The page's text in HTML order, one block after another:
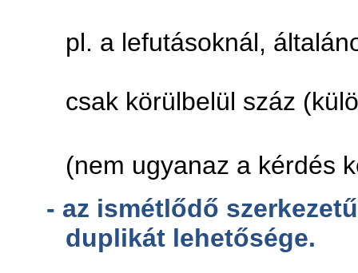
pl. a lefutásoknál,
csak körülbelül száz
(nem ugyanaz a kérdés
- az ismétlődő
duplikát lehetősége.